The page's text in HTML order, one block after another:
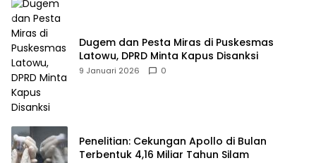
Dugem dan Pesta Miras di Puskesmas
Latowu, DPRD Minta Kapus Disanksi
9 Januari 2026 0
Penelitian: Cekungan Apollo di Bulan
Terbentuk 4,16 Miliar Tahun Silam